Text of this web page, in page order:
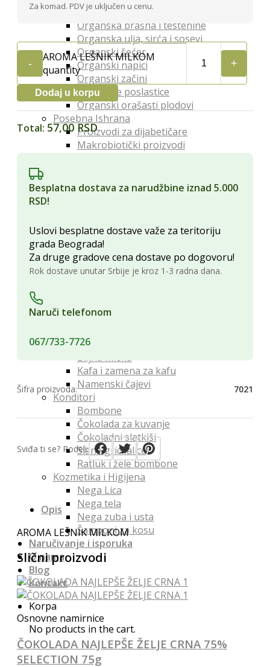
Organski Proizvodi
Organska brašna i testenine
Organska ulja, sirća i sosevi
Organski šećer
Organski napici
Organski začini
Organske poslastice
Organski orašasti plodovi
Posebna Ishrana
Proizvodi za dijabetičare
Makrobiotički proizvodi
Posna hrana
Glina
Kapi, sirupi i eliksiri
Lekovita ulja i sirća
Lekovite gljive
Melemi i oblozi
Sokovi
Čajevi
Biljna mleka
Kafa i zamena za kafu
Namenski čajevi
Konditori
Bombone
Čokolada za kuvanje
Čokoladni slatkiši
Slane grickalice
Ratluk i žele bombone
Kozmetika i Higijena
Nega Lica
Nega tela
Nega zuba i usta
Šamponi za kosu
Naručivanje i isporuka
O nama
Blog
Kontakt
Korpa
No products in the cart.
Za komad. PDV je uključen u cenu.
AROMA LEŠNIK MILKOM
quantity
Dodaj u korpu
Total: 57,00 RSD
Besplatna dostava za narudžbine iznad 5.000
RSD!
Uslovi besplatne dostave važe za teritoriju
grada Beograda!
Za druge gradove cena dostave po dogovoru!
Rok dostave unutar Srbije je kroz 1-3 radna dana.
Naruči telefonom
067/733-7726
Šifra proizvoda: 7021
Sviđa ti se? Podeli:
Opis
AROMA LEŠNIK MILKOM
Slični proizvodi
Osnovne namirnice
ČOKOLADA NAJLEPŠE ŽELJE CRNA 75%
SELECTION 75g